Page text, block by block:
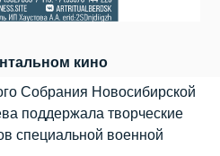
кино
Собрания Новосибирской
поддержала творческие
специальной военной